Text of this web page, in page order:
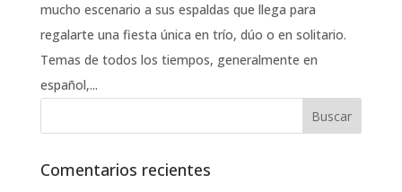
mucho escenario a sus espaldas que llega para
regalarte una fiesta única en trío, dúo o en solitario.
Temas de todos los tiempos, generalmente en
español,...
Comentarios recientes